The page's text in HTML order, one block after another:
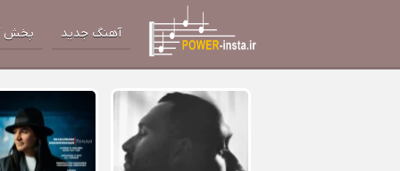
آهنگ جدید پخش